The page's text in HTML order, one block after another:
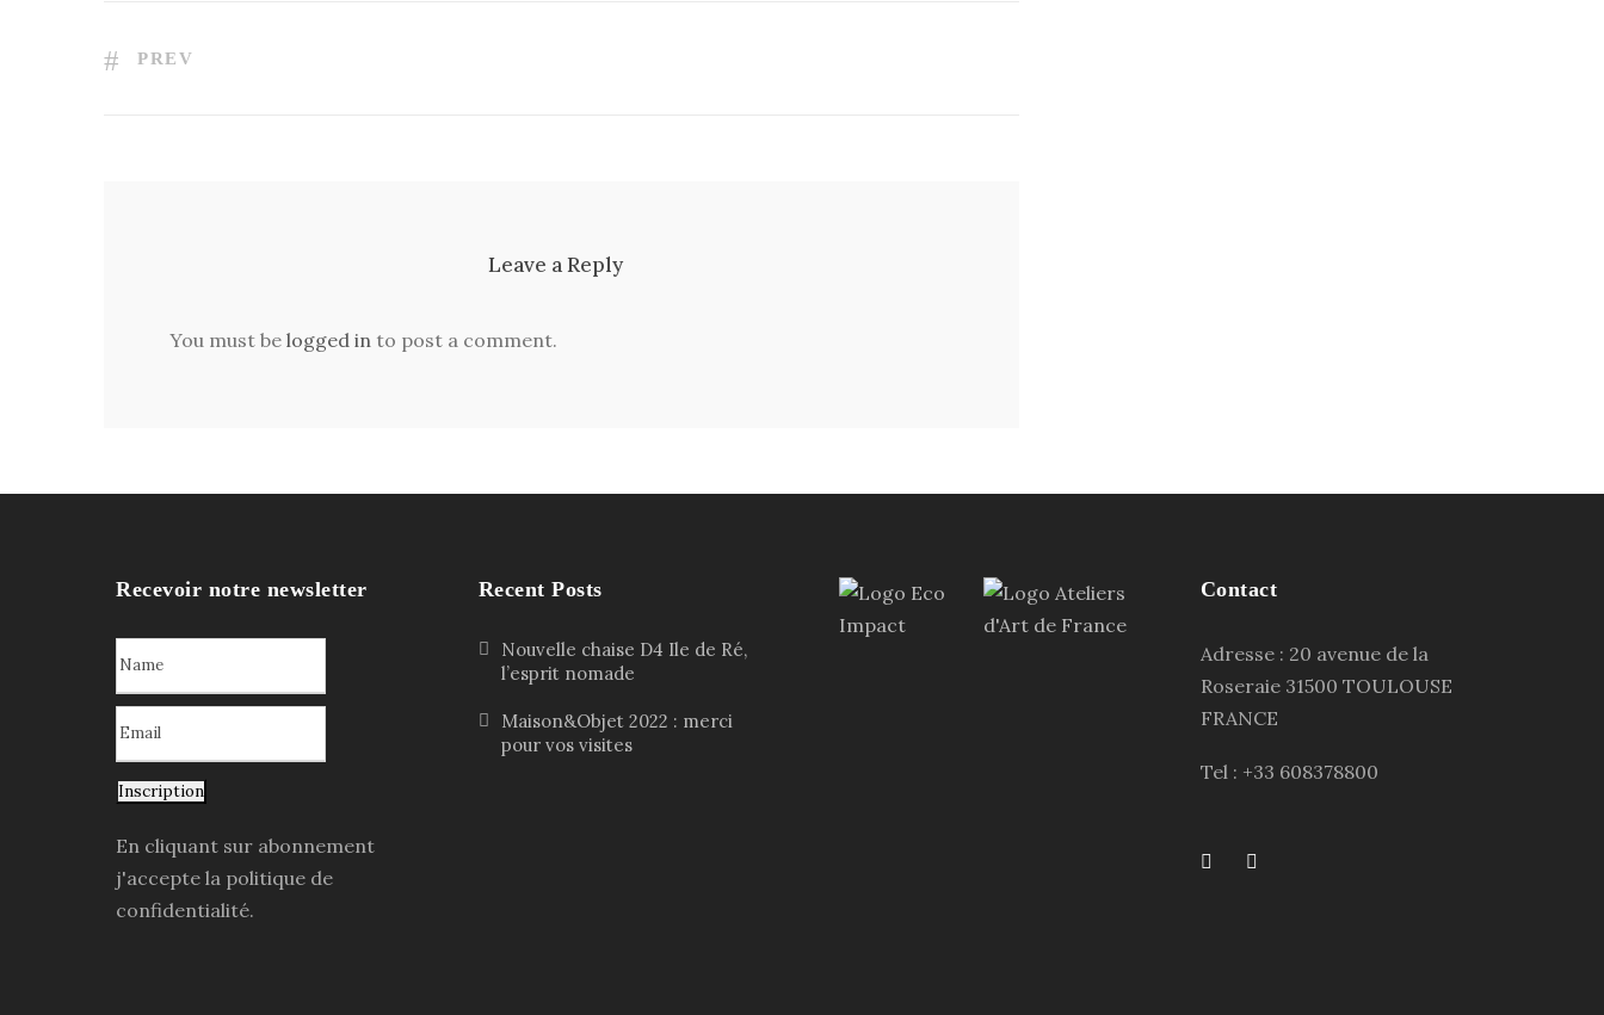
PREV
Leave a Reply
You must be logged in to post a comment.
Recevoir notre newsletter
Inscription
En cliquant sur abonnement
j'accepte la politique de
confidentialité.
Recent Posts
Nouvelle chaise D4 Ile de Ré,
l’esprit nomade
Maison&Objet 2022 : merci
pour vos visites
Contact
Adresse : 20 avenue de la
Roseraie 31500 TOULOUSE
FRANCE
Tel : +33 608378800